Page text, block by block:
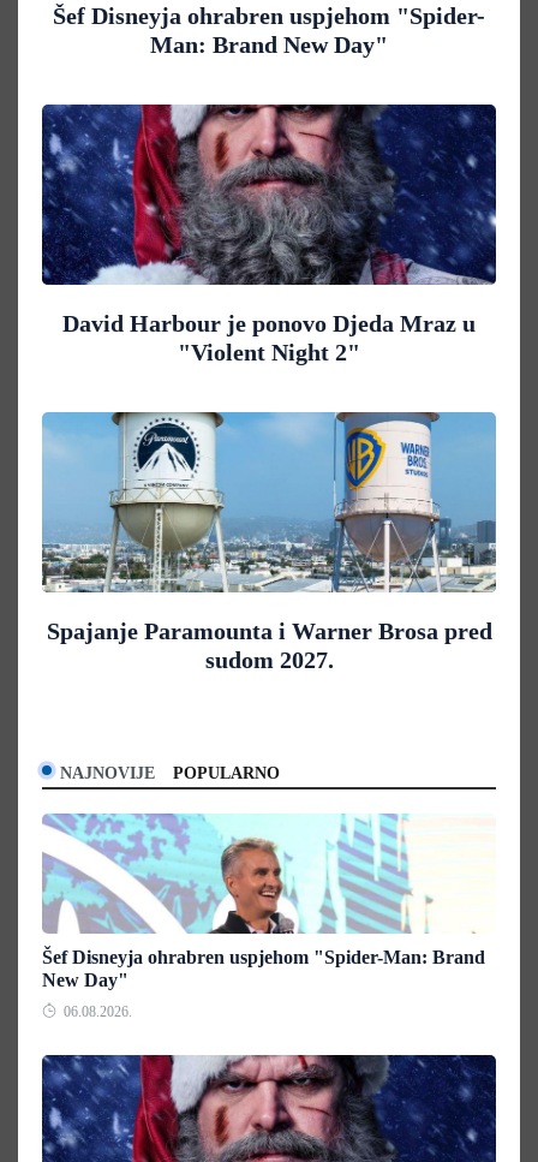
Šef Disneyja ohrabren uspjehom "Spider-
Man: Brand New Day"
David Harbour je ponovo Djeda Mraz u
"Violent Night 2"
Spajanje Paramounta i Warner Brosa pred
sudom 2027.
NAJNOVIJE POPULARNO
Šef Disneyja ohrabren uspjehom "Spider-Man: Brand
New Day"
06.08.2026.